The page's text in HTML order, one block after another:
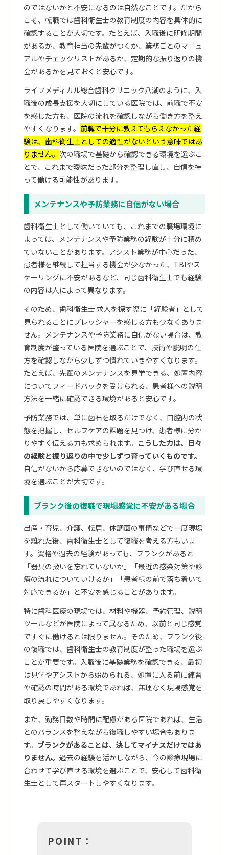
のではないかと不安になるのは自然なことです。だから
こそ、転職では歯科衛生士の教育制度の内容を具体的に
確認することが大切です。たとえば、入職後に研修期間
があるか、教育担当の先輩がつくか、業務ごとのマニュ
アルやチェックリストがあるか、定期的な振り返りの機
会があるかを見ておくと安心です。
ライフメディカル総合歯科クリニック八潮のように、入
職後の成長支援を大切にしている医院では、前職で不安
を感じた方も、医院の流れを確認しながら働き方を整え
やすくなります。 前職で十分に教えてもらえなかった経
験は、歯科衛生士としての適性がないという意味ではあ
りません。次の職場で基礎から確認できる環境を選ぶこ
とで、これまで曖昧だった部分を整理し直し、自信を持
って働ける可能性があります。
メンテナンスや予防業務に自信がない場合
歯科衛生士として働いていても、これまでの職場環境に
よっては、メンテナンスや予防業務の経験が十分に積め
ていないことがあります。アシスト業務が中心だった、
患者様を継続して担当する機会が少なかった、TBIやス
ケーリングに不安があるなど、同じ歯科衛生士でも経験
の内容は人によって異なります。
そのため、歯科衛生士 求人を探す際に「経験者」として
見られることにプレッシャーを感じる方も少なくありま
せん。メンテナンスや予防業務に自信がない場合は、教
育制度が整っている医院を選ぶことで、技術や説明の仕
方を確認しながら少しずつ慣れていきやすくなります。
たとえば、先輩のメンテナンスを見学できる、処置内容
についてフィードバックを受けられる、患者様への説明
方法を一緒に確認できる環境があると安心です。
予防業務では、単に歯石を取るだけでなく、口腔内の状
態を把握し、セルフケアの課題を見つけ、患者様に分か
りやすく伝える力も求められます。 こうした力は、日々
の経験と振り返りの中で少しずつ育っていくものです。
自信がないから応募できないのではなく、学び直せる環
境を選ぶことが大切です。
ブランク後の復職で現場感覚に不安がある場合
出産・育児、介護、転居、体調面の事情などで一度現場
を離れた後、歯科衛生士として復職を考える方もいま
す。資格や過去の経験があっても、ブランクがあると
「器具の扱いを忘れていないか」「最近の感染対策や診
療の流れについていけるか」「患者様の前で落ち着いて
対応できるか」と不安を感じることがあります。
特に歯科医療の現場では、材料や機器、予約管理、説明
ツールなどが医院によって異なるため、以前と同じ感覚
ですぐに働けるとは限りません。そのため、ブランク後
の復職では、歯科衛生士の教育制度が整った職場を選ぶ
ことが重要です。入職後に基礎業務を確認できる、最初
は見学やアシストから始められる、処置に入る前に練習
や確認の時間がある環境であれば、無理なく現場感覚を
取り戻しやすくなります。
また、勤務日数や時間に配慮がある医院であれば、生活
とのバランスを整えながら復職しやすい場合もありま
す。 ブランクがあることは、決してマイナスだけではあ
りません。過去の経験を活かしながら、今の診療現場に
合わせて学び直せる環境を選ぶことで、安心して歯科衛
生士として再スタートしやすくなります。
POINT：